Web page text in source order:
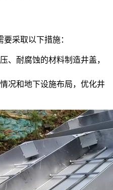
采取以下措施：
、耐腐蚀的材料制造井盖，
况和地下设施布局，优化井